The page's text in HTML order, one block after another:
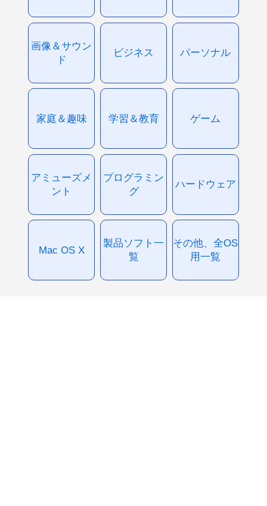
画像＆サウン
ド
ビジネス パーソナル
家庭＆趣味 学習＆教育 ゲーム
アミューズメ
ント
プログラミン
グ
ハードウェア
Mac OS X
製品ソフト一
覧
その他、全OS
用一覧